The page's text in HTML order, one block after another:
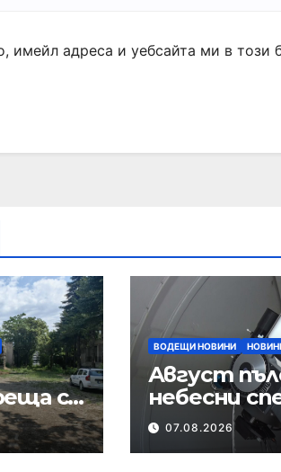
имейл адреса и уебсайта ми в този
с
ВОДЕЩИ НОВИНИ
Август
небесни
07.08.2026